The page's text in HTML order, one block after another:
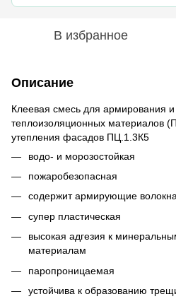
В избранное
Описание
Клеевая смесь для армирования
теплоизоляционных материалов
утепления фасадов ПЦ.1.3К5
водо- и морозостойкая
пожаробезопасная
содержит армирующие
супер пластическая
высокая адгезия к
материалам
паропроницаемая
устойчива к образованию